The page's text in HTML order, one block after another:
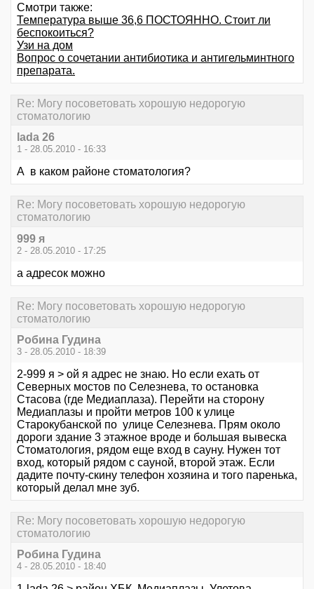
Смотри также:
Температура выше 36,6 ПОСТОЯННО. Стоит ли
беспокоиться?
Узи на дом
Вопрос о сочетании антибиотика и антигельминтного
препарата.
Re: Могу посоветовать хорошую недорогую
стоматологию
lada 26
1 - 28.05.2010 - 16:33
А в каком районе стоматология?
Re: Могу посоветовать хорошую недорогую
стоматологию
999 я
2 - 28.05.2010 - 17:25
а адресок можно
Re: Могу посоветовать хорошую недорогую
стоматологию
Робина Гудина
3 - 28.05.2010 - 18:39
2-999 я > ой я адрес не знаю. Но если ехать от
Северных мостов по Селезнева, то остановка
Стасова (где Медиаплаза). Перейти на сторону
Медиаплазы и пройти метров 100 к улице
Старокубанской по улице Селезнева. Прям около
дороги здание 3 этажное вроде и большая вывеска
Стоматология, рядом еще вход в сауну. Нужен тот
вход, который рядом с сауной, второй этаж. Если
дадите почту-скину телефон хозяина и того паренька,
который делал мне зуб.
Re: Могу посоветовать хорошую недорогую
стоматологию
Робина Гудина
4 - 28.05.2010 - 18:40